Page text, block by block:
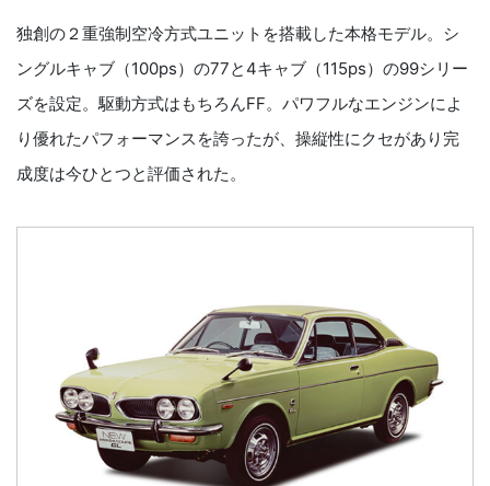
独創の２重強制空冷方式ユニットを搭載した本格モデル。シ
ングルキャブ（100ps）の77と4キャブ（115ps）の99シリー
ズを設定。駆動方式はもちろんFF。パワフルなエンジンによ
り優れたパフォーマンスを誇ったが、操縦性にクセがあり完
成度は今ひとつと評価された。